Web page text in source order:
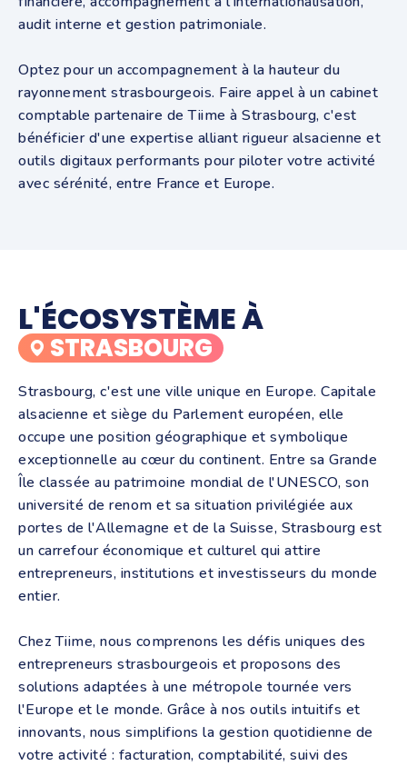
audit interne et gestion patrimoniale.
Optez pour un accompagnement à la hauteur du
rayonnement strasbourgeois. Faire appel à un cabinet
comptable partenaire de Tiime à Strasbourg, c'est
bénéficier d'une expertise alliant rigueur alsacienne et
outils digitaux performants pour piloter votre activité
avec sérénité, entre France et Europe.
L'ÉCOSYSTÈME À
STRASBOURG
Strasbourg, c'est une ville unique en Europe. Capitale
alsacienne et siège du Parlement européen, elle
occupe une position géographique et symbolique
exceptionnelle au cœur du continent. Entre sa Grande
Île classée au patrimoine mondial de l'UNESCO, son
université de renom et sa situation privilégiée aux
portes de l'Allemagne et de la Suisse, Strasbourg est
un carrefour économique et culturel qui attire
entrepreneurs, institutions et investisseurs du monde
entier.
Chez Tiime, nous comprenons les défis uniques des
entrepreneurs strasbourgeois et proposons des
solutions adaptées à une métropole tournée vers
l'Europe et le monde. Grâce à nos outils intuitifs et
innovants, nous simplifions la gestion quotidienne de
votre activité : facturation, comptabilité, suivi des